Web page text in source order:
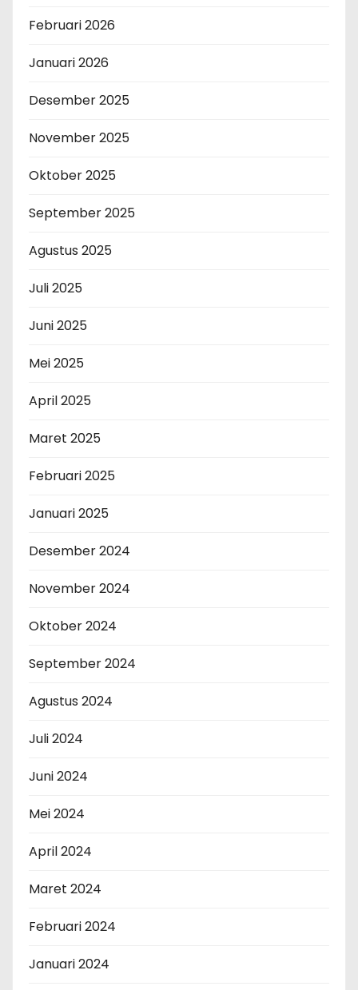
Februari 2026
Januari 2026
Desember 2025
November 2025
Oktober 2025
September 2025
Agustus 2025
Juli 2025
Juni 2025
Mei 2025
April 2025
Maret 2025
Februari 2025
Januari 2025
Desember 2024
November 2024
Oktober 2024
September 2024
Agustus 2024
Juli 2024
Juni 2024
Mei 2024
April 2024
Maret 2024
Februari 2024
Januari 2024